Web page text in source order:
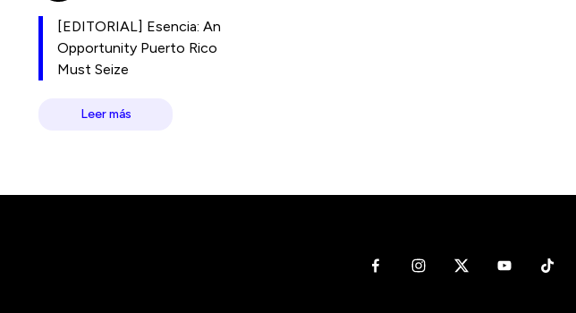
[EDITORIAL] Esencia: An
Opportunity Puerto Rico
Must Seize
Leer más